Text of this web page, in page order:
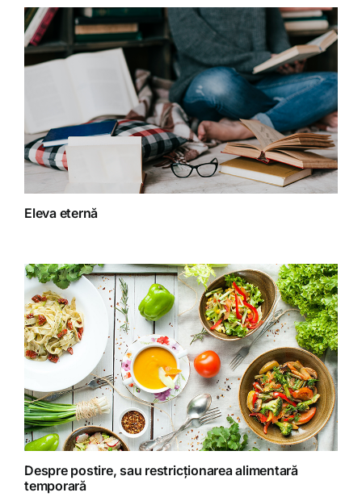
Detoxifiere
Fără categorie
Homeopatie
Retete fructariene
Retete preparate
Retete Raw (nepreparate termic)
Eleva eternă
Despre postire, sau restricționarea alimentară
temporară